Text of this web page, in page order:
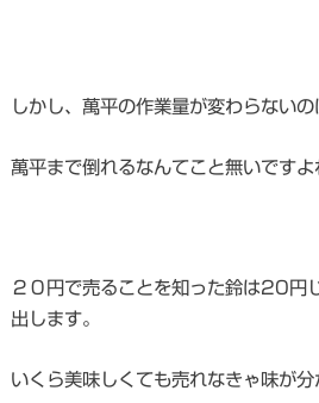
しかし、萬平の作業量が変わらないの
萬平まで倒れるなんてこと無いですよ
２０円で売ることを知った鈴は20円
出します。
いくら美味しくても売れなきゃ味が分